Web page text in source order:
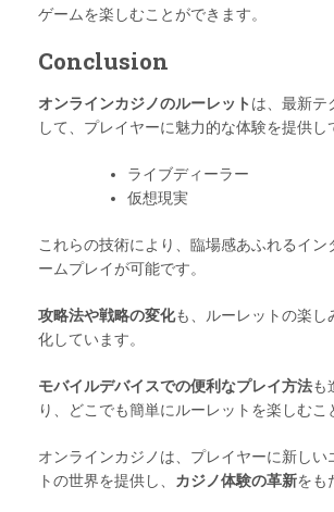
ゲームを楽しむことができます。
Conclusion
オンラインカジノのルーレット は、最新テ
して、プレイヤーに魅力的な体験を提供し
ライブディーラー
仮想現実
これらの技術により、臨場感あふれるイン
ームプレイが可能です。
攻略法や戦略の変化も、ルーレットの楽し
化しています。
モバイルデバイスでの便利なプレイ方法も
り、どこでも簡単にルーレットを楽しむこ
オンラインカジノは、プレイヤーに新しい
トの世界を提供し、 カジノ体験の革新をも